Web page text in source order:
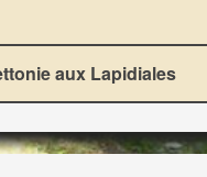
aux Lapidiales